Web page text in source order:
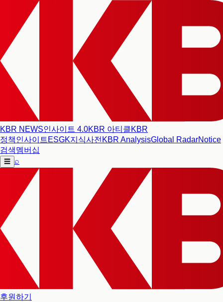
KBR NEWS인사이트 4.0KBR 아티클KBR
정책인사이트 ESGK지식사전 KBR AnalysisGlobal RadarNotice
검색멤버십
☰ ⌕
후원하기